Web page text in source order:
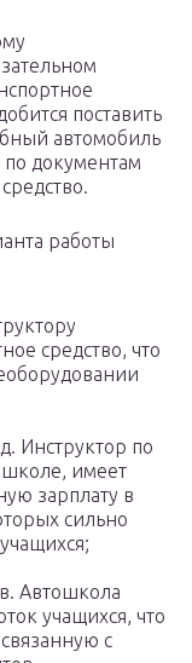
поставить
автомобиль
по документам
работы
средство, что
Инструктор по
имеет
зарплату в
сильно
Автошкола
учащихся, что
с